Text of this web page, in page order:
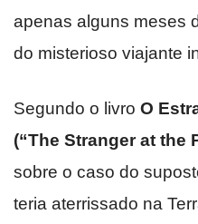
apenas alguns meses
do misterioso viajante
Segundo o livro O
(“The Stranger at the
sobre o caso do
teria aterrissado na